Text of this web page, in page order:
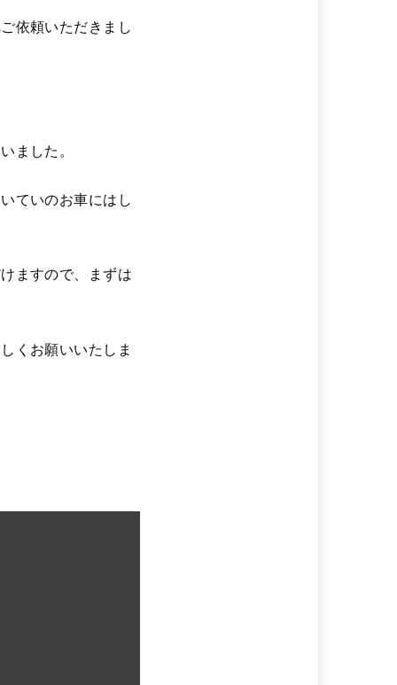
依頼いただきまし
ました。
ていのお車にはし
ますので、まずは
くお願いいたしま